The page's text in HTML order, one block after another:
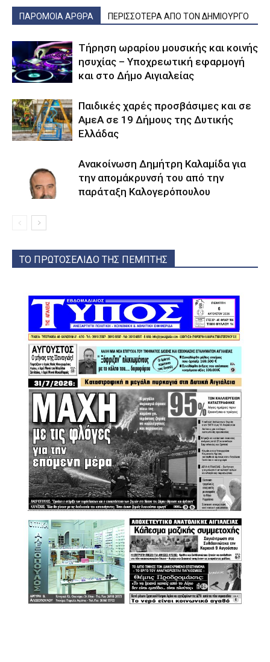
ΠΑΡΟΜΟΙΑ ΑΡΘΡΑ ΠΕΡΙΣΣΟΤΕΡΑ ΑΠΟ ΤΟΝ ΔΗΜΙΟΥΡΓΟ
Τήρηση ωραρίου μουσικής και κοινής
ησυχίας – Υποχρεωτική εφαρμογή
και στο Δήμο Αιγιαλείας
Παιδικές χαρές προσβάσιμες και σε
ΑμεΑ σε 19 Δήμους της Δυτικής
Ελλάδας
Ανακοίνωση Δημήτρη Καλαμίδα για
την απομάκρυνσή του από την
παράταξη Καλογερόπουλου
ΤΟ ΠΡΩΤΟΣΕΛΙΔΟ ΤΗΣ ΠΕΜΠΤΗΣ